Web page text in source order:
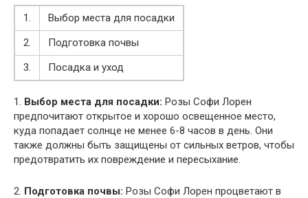
1.
Выбор места для посадки
2.
Подготовка почвы
3.
Посадка и уход
1. Выбор места для посадки: Розы Софи Лорен
предпочитают открытое и хорошо освещенное место,
куда попадает солнце не менее 6-8 часов в день. Они
также должны быть защищены от сильных ветров, чтобы
предотвратить их повреждение и пересыхание.
2. Подготовка почвы: Розы Софи Лорен процветают в